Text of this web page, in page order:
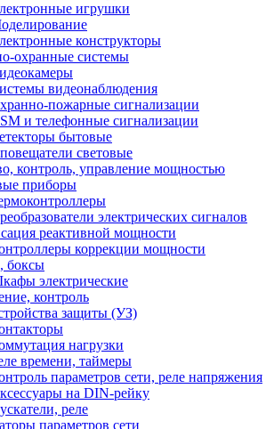
игрушки
конструкторы
охранные системы
видеонаблюдения
пожарные сигнализации
и телефонные сигнализации
бытовые
световые
контроль, управление мощностью
приборы
электрических сигналов
реактивной мощности
коррекции мощности
боксы
электрические
контроль
защиты (УЗ)
нагрузки
времени, таймеры
параметров сети, реле напряжения
на DIN-рейку
реле
параметров сети